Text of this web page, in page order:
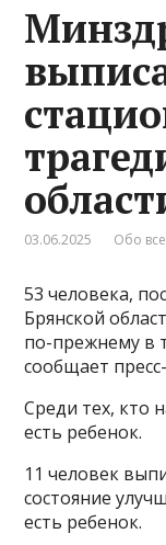
03.06.2025 Обо
53 человека,
Брянской
по-прежнему в
сообщает
Среди тех, кто
есть ребенок.
11 человек
состояние
есть ребенок.